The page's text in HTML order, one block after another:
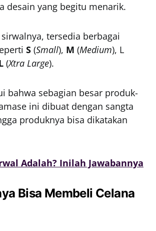
desain yang begitu menarik.
tersedia berbagai
S (Small), M (Medium), L
(Xtra Large).
bahwa sebagian besar produk-
ini dibuat dengan sangta
produknya bisa dikatakan
Adalah? Inilah Jawabannya
Bisa Membeli Celana